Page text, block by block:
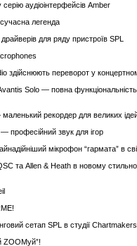
аудіоінтерфейсів Amber
легенда
для ряду пристроїв SPL
здійснюють переворот у
Solo — повна функціональність
рекордер для великих
професійний звук для ігор
мікрофон “гармата” в
та Allen & Heath в новому
сетап SPL в студії Chartmakers